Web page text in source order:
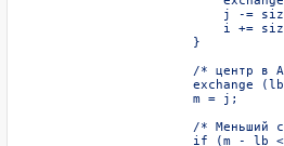
j -=
i +=
            }
/* центр в
exchange
            m = j;
/* Меньший
if (m - lb